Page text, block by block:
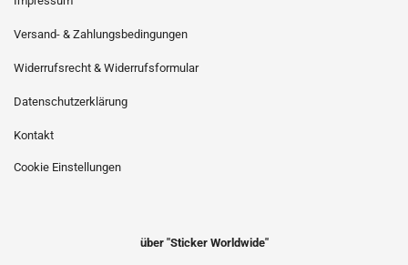
Versand- & Zahlungsbedingungen
Widerrufsrecht & Widerrufsformular
Datenschutzerklärung
Kontakt
Cookie Einstellungen
über "Sticker Worldwide"